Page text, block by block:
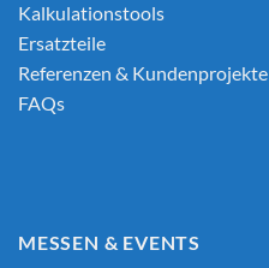
Kalkulationstools
Ersatzteile
Referenzen & Kundenprojekte
FAQs
MESSEN & EVENTS